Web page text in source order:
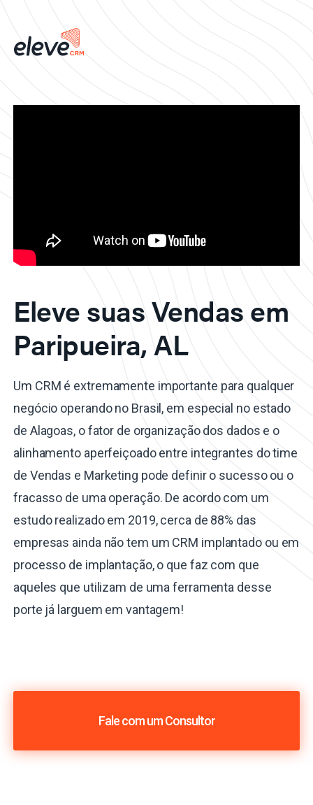
Eleve suas Vendas em
Paripueira, AL
Um CRM é extremamente importante para qualquer
negócio operando no Brasil, em especial no estado
de Alagoas, o fator de organização dos dados e o
alinhamento aperfeiçoado entre integrantes do time
de Vendas e Marketing pode definir o sucesso ou o
fracasso de uma operação. De acordo com um
estudo realizado em 2019, cerca de 88% das
empresas ainda não tem um CRM implantado ou em
processo de implantação, o que faz com que
aqueles que utilizam de uma ferramenta desse
porte já larguem em vantagem!
Fale com um Consultor